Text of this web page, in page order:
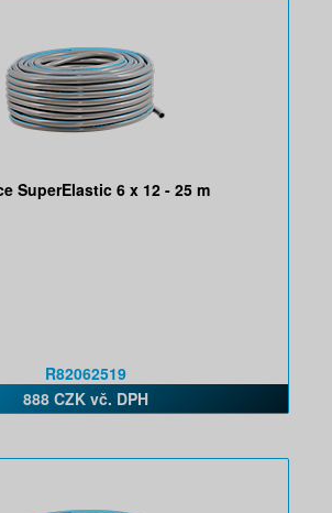
SuperElastic 6 x 12 - 25 m
R82062519
888 CZK vč. DPH